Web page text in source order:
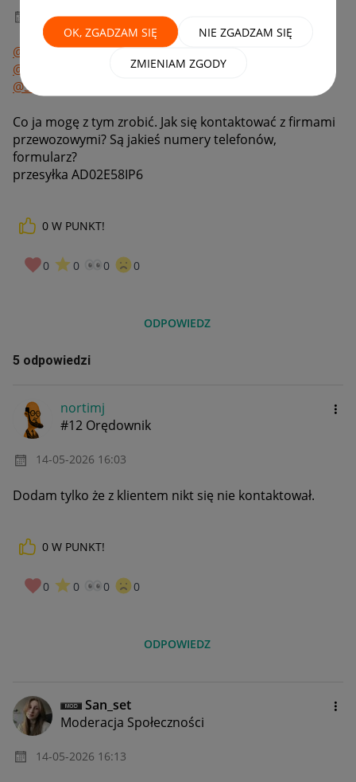
OK, ZGADZAM SIĘ NIE ZGADZAM SIĘ
ZMIENIAM ZGODY
‎14-05-2026 15:51
@San_set@gdvorek@Syrena_zT
@N_Nitka28
@RaBarbar_ka@MiMary
@Sa_nova
Co ja mogę z tym zrobić. Jak się kontaktować z firmami
przewozowymi? Są jakieś numery telefonów,
formularz?
przesyłka AD02E58IP6
0 W PUNKT!
0 0 0 0
ODPOWIEDZ
5 odpowiedzi
nortimj
#12 Orędownik
‎14-05-2026 16:03
Dodam tylko że z klientem nikt się nie kontaktował.
0 W PUNKT!
0 0 0 0
ODPOWIEDZ
San_set
Moderacja Społeczności
‎14-05-2026 16:13